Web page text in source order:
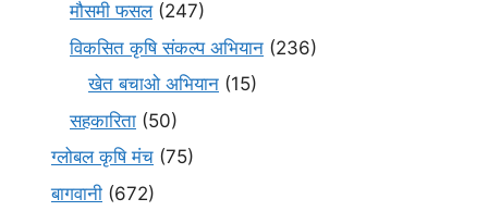
मौसमी फसल(247)
विकसित कृषि संकल्प अभियान (236)
खेत बचाओ अभियान (15)
सहकारिता (50)
ग्लोबल कृषि मंच (75)
बागवानी (672)